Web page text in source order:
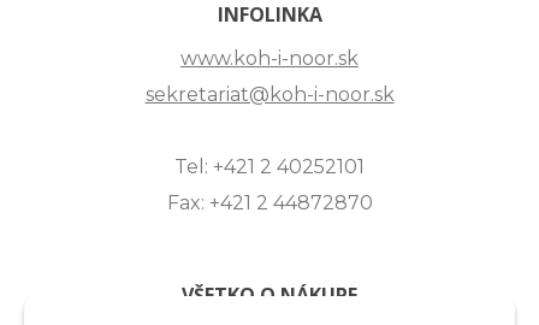
INFOLINKA
www.koh-i-noor.sk
sekretariat@koh-i-noor.sk
Tel: +421 2 40252101
Fax: +421 2 44872870
VŠETKO O NÁKUPE